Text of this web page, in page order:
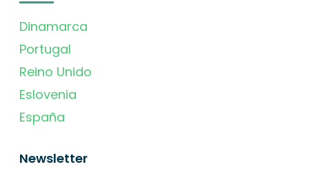
Dinamarca
Portugal
Reino Unido
Eslovenia
España
Newsletter